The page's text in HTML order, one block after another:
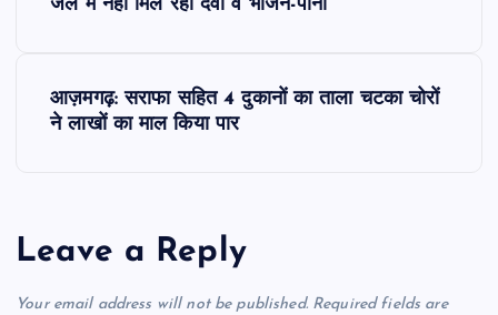
a
v
जेल में नहीं मिल रहा दवा व भोजन-पानी
आज़मगढ़: सराफा सहित 4 दुकानों का ताला चटका चोरों
ने लाखों का माल किया पार
Leave a Reply
Your email address will not be published. Required fields are